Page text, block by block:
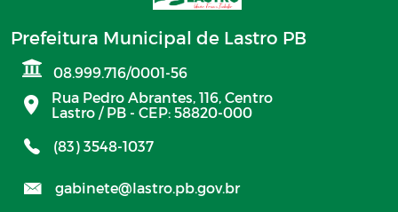
Prefeitura Municipal de Lastro PB
08.999.716/0001-56
Rua Pedro Abrantes, 116, Centro
Lastro / PB - CEP: 58820-000
(83) 3548-1037
gabinete@lastro.pb.gov.br